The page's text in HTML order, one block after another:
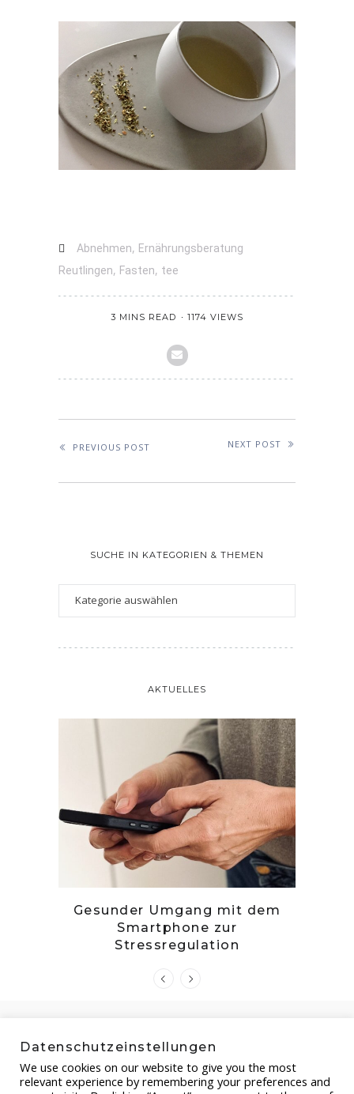
Abnehmen, Ernährungsberatung
Reutlingen, Fasten, tee
3 MINS READ 1174 VIEWS
PREVIOUS POST NEXT POST
SUCHE IN KATEGORIEN & THEMEN
AKTUELLES
Gesunder Umgang mit dem
Smartphone zur
Stressregulation
Datenschutzeinstellungen
We use cookies on our website to give you the most
relevant experience by remembering your preferences and